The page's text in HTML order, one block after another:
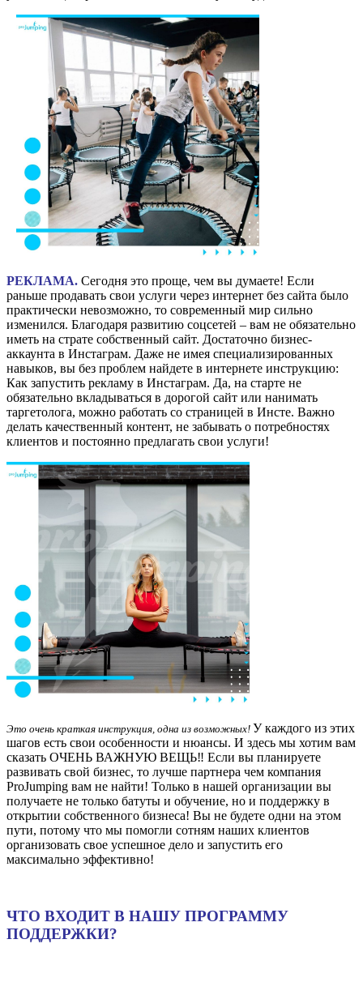
РЕКЛАМА. Сегодня это проще, чем вы думаете! Если
раньше продавать свои услуги через интернет без сайта было
практически невозможно, то современный мир сильно
изменился. Благодаря развитию соцсетей – вам не обязательно
иметь на страте собственный сайт. Достаточно бизнес-
аккаунта в Инстаграм. Даже не имея специализированных
навыков, вы без проблем найдете в интернете инструкцию:
Как запустить рекламу в Инстаграм. Да, на старте не
обязательно вкладываться в дорогой сайт или нанимать
таргетолога, можно работать со страницей в Инсте. Важно
делать качественный контент, не забывать о потребностях
клиентов и постоянно предлагать свои услуги!
Это очень краткая инструкция, одна из возможных! У каждого из этих
шагов есть свои особенности и нюансы. И здесь мы хотим вам
сказать ОЧЕНЬ ВАЖНУЮ ВЕЩЬ‼️ Если вы планируете
развивать свой бизнес, то лучше партнера чем компания
ProJumping вам не найти! Только в нашей организации вы
получаете не только батуты и обучение, но и поддержку в
открытии собственного бизнеса! Вы не будете одни на этом
пути, потому что мы помогли сотням наших клиентов
организовать свое успешное дело и запустить его
максимально эффективно!
ЧТО ВХОДИТ В НАШУ ПРОГРАММУ
ПОДДЕРЖКИ?